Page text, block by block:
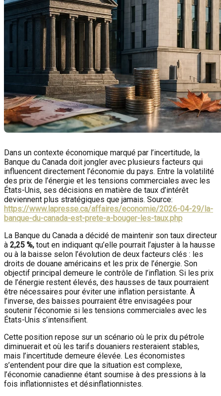
Dans un contexte économique marqué par l’incertitude, la
Banque du Canada doit jongler avec plusieurs facteurs qui
influencent directement l’économie du pays. Entre la volatilité
des prix de l’énergie et les tensions commerciales avec les
États-Unis, ses décisions en matière de taux d’intérêt
deviennent plus stratégiques que jamais. Source:
https://www.lapresse.ca/affaires/economie/2026-04-29/la-
banque-du-canada-est-prete-a-bouger-les-taux.php
La Banque du Canada a décidé de maintenir son taux directeur
à 2,25 %, tout en indiquant qu’elle pourrait l’ajuster à la hausse
ou à la baisse selon l’évolution de deux facteurs clés : les
droits de douane américains et les prix de l’énergie. Son
objectif principal demeure le contrôle de l’inflation. Si les prix
de l’énergie restent élevés, des hausses de taux pourraient
être nécessaires pour éviter une inflation persistante. À
l’inverse, des baisses pourraient être envisagées pour
soutenir l’économie si les tensions commerciales avec les
États-Unis s’intensifient.
Cette position repose sur un scénario où le prix du pétrole
diminuerait et où les tarifs douaniers resteraient stables,
mais l’incertitude demeure élevée. Les économistes
s’entendent pour dire que la situation est complexe,
l’économie canadienne étant soumise à des pressions à la
fois inflationnistes et désinflationnistes.